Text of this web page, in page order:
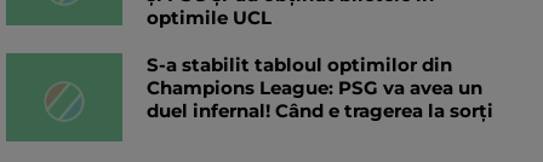
optimile UCL
S-a stabilit tabloul optimilor din
Champions League: PSG va avea un
duel infernal! Când e tragerea la sorți